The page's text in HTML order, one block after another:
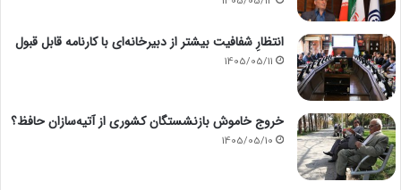
انتظارِ شفافیت بیشتر از دبیرخانه‌ای با کارنامه قابل قبول
1405/05/11
خروج خاموش بازنشستگان کشوری از آتیه‌سازان حافظ؟
1405/05/10